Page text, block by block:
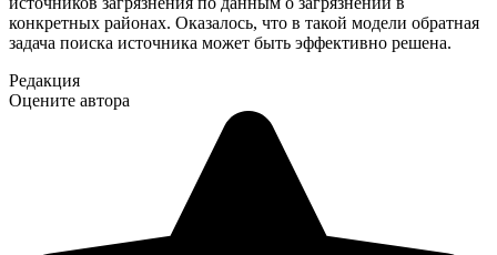
конкретных районах. Оказалось, что в такой модели обратная
задача поиска источника может быть эффективно решена.
Редакция
Оцените автора